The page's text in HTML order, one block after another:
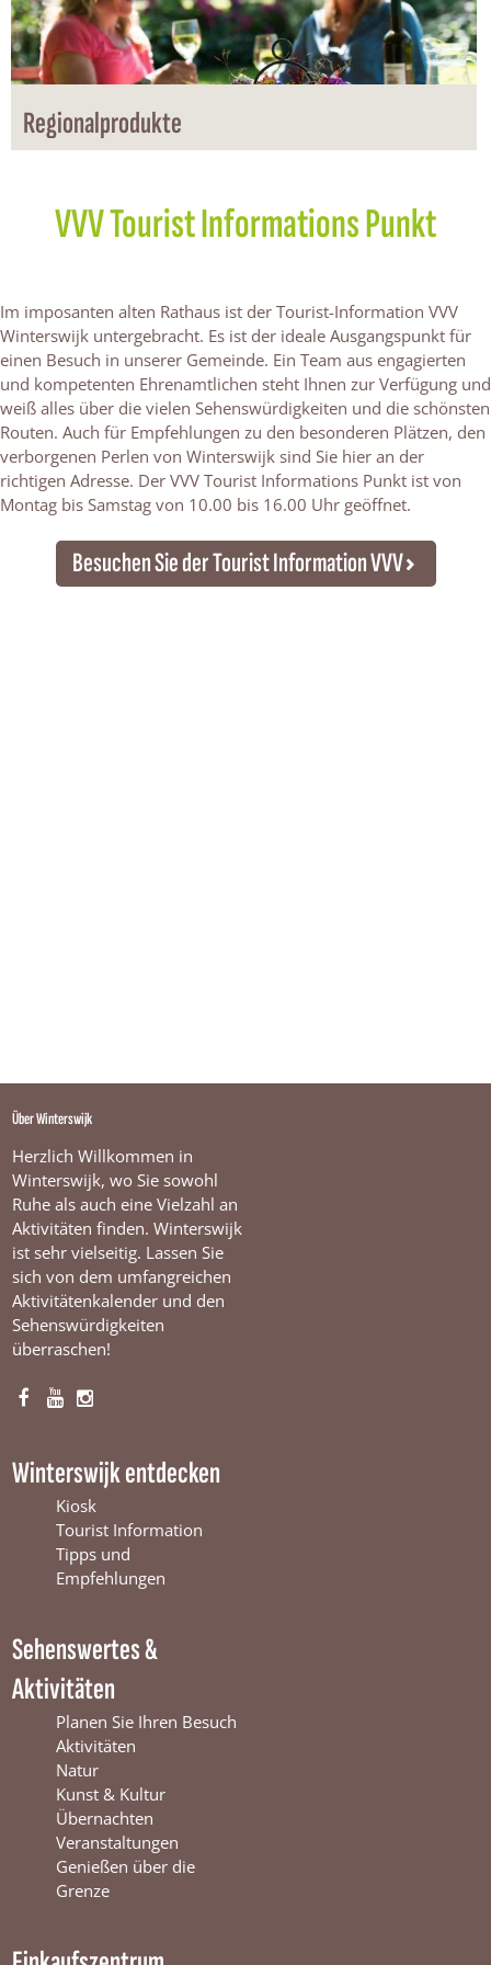
Regionalprodukte
n
a
l
p
d
VVV Tourist Informations Punkt
Im imposanten alten Rathaus ist der Tourist-Information VVV
Winterswijk untergebracht. Es ist der ideale Ausgangspunkt für
einen Besuch in unserer Gemeinde. Ein Team aus engagierten
und kompetenten Ehrenamtlichen steht Ihnen zur Verfügung und
weiß alles über die vielen Sehenswürdigkeiten und die schönsten
Routen. Auch für Empfehlungen zu den besonderen Plätzen, den
verborgenen Perlen von Winterswijk sind Sie hier an der
richtigen Adresse. Der VVV Tourist Informations Punkt ist von
Montag bis Samstag von 10.00 bis 16.00 Uhr geöffnet.
Besuchen Sie der Tourist Information VVV
Über Winterswijk
Herzlich Willkommen in
Winterswijk, wo Sie sowohl
Ruhe als auch eine Vielzahl an
Aktivitäten finden. Winterswijk
ist sehr vielseitig. Lassen Sie
sich von dem umfangreichen
Aktivitätenkalender und den
Sehenswürdigkeiten
überraschen!
F
e
n
t
e
Y
T
u
b
e
W
t
e
r
s
w
i
j
k
I
t
a
g
r
a
i
t
e
r
s
w
i
j
k
Winterswijk entdecken
Kiosk
Tourist Information
Tipps und
Empfehlungen
Sehenswertes &
Aktivitäten
Planen Sie Ihren Besuch
Aktivitäten
Natur
Kunst & Kultur
Übernachten
Veranstaltungen
Genießen über die
Grenze